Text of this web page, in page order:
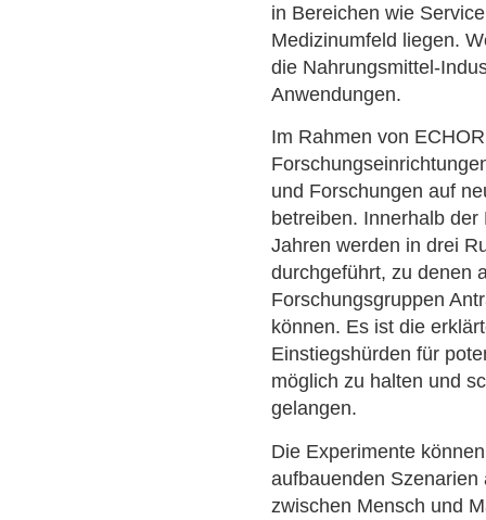
in Bereichen wie
Medizinumfeld liegen.
die Nahrungsmittel-
Anwendungen.
Im Rahmen von
und Forschungen auf
betreiben. Innerhalb
Jahren werden in drei
durchgeführt, zu denen
Forschungsgruppen
können. Es ist die
Einstiegshürden für
möglich zu halten und
gelangen.
Die Experimente
aufbauenden
zwischen Mensch und